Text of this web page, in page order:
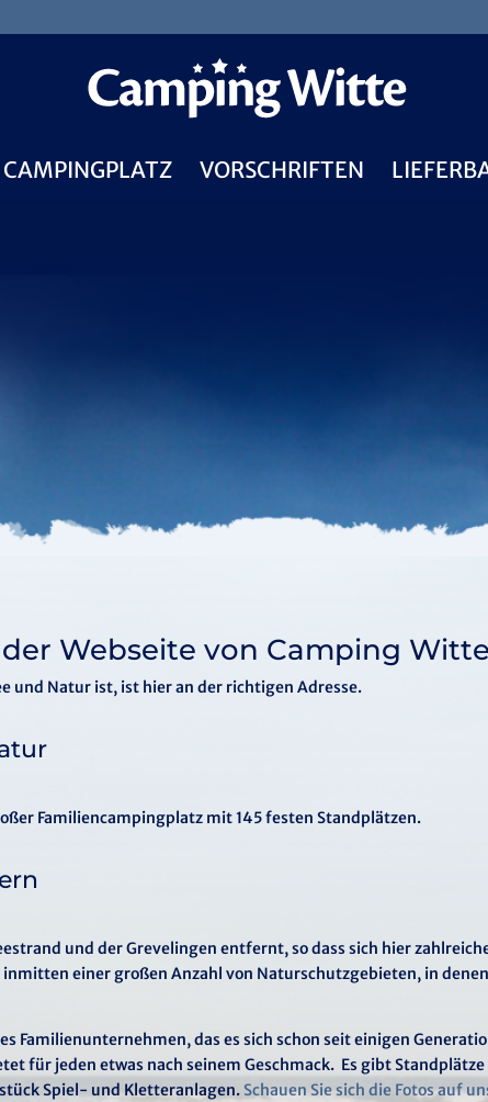
CAMPINGPLATZ VORSCHRIFTEN
Webseite von Camping
und Natur ist, ist hier an der richtigen Adresse.
Familiencampingplatz mit 145 festen Standplätzen.
und der Grevelingen entfernt, so dass sich hier
einer großen Anzahl von Naturschutzgebieten, in
Familienunternehmen, das es sich schon seit einigen
für jeden etwas nach seinem Geschmack. Es gibt
Spiel- und Kletteranlagen. Schauen Sie sich die Fotos auf